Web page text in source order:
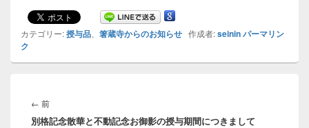
カテゴリー:授与品 箸蔵寺からのお知らせ 作成者:seininパーマリン
ク
稿
ナ
← 前前
の
別格記念散華と不動記念お御影の授与期間につきまして